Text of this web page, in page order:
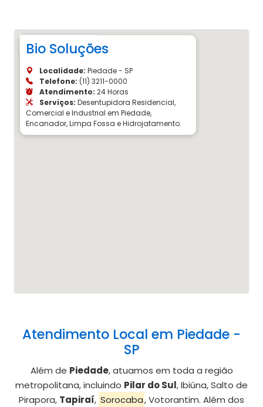
Bio Soluções
Localidade: Piedade - SP
Telefone: (11) 3211-0000
Atendimento: 24 Horas
Serviços: Desentupidora Residencial,
Comercial e Industrial em Piedade,
Encanador, Limpa Fossa e Hidrojatamento.
Atendimento Local em Piedade -
SP
Além de Piedade, atuamos em toda a região
metropolitana, incluindo Pilar do Sul, Ibiúna, Salto de
Pirapora, Tapiraí, Sorocaba, Votorantim. Além dos